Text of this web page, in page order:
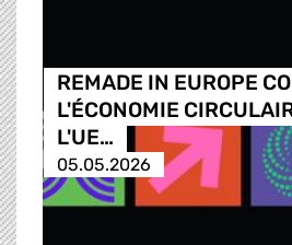
REMADE IN EUROPE
L'ÉCONOMIE
L'UE…
05.05.2026